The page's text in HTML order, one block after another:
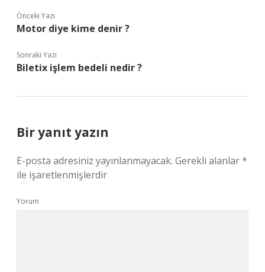
Önceki Yazı
Motor diye kime denir ?
Sonraki Yazı
Biletix işlem bedeli nedir ?
Bir yanıt yazın
E-posta adresiniz yayınlanmayacak. Gerekli alanlar*
ile işaretlenmişlerdir
Yorum